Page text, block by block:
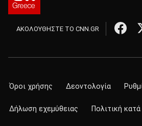
ΑΚΟΛΟΥΘΗΣΤΕ ΤΟ CNN.GR
Όροι χρήσης Δεοντολογία
Δήλωση εχεμύθειας Πολιτική